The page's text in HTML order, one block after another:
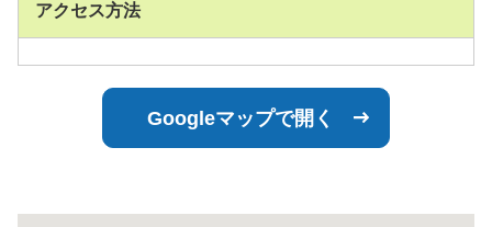
アクセス方法
Googleマップで開く